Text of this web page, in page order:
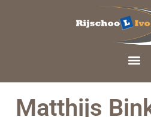
Matthijs